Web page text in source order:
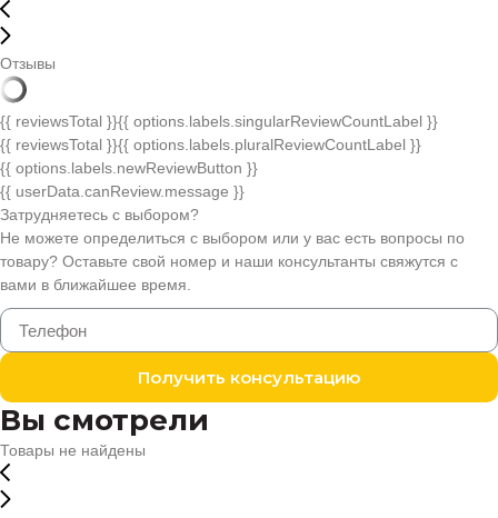
Отзывы
{{ reviewsTotal }}{{ options.labels.singularReviewCountLabel }}
{{ reviewsTotal }}{{ options.labels.pluralReviewCountLabel }}
{{ options.labels.newReviewButton }}
{{ userData.canReview.message }}
Затрудняетесь с выбором?
Не можете определиться с выбором или у вас есть вопросы по
товару? Оставьте свой номер и наши консультанты свяжутся с
вами в ближайшее время.
Получить консультацию
Вы смотрели
Товары не найдены